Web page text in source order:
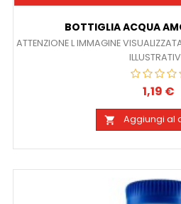
BOTTIGLIA ACQUA
ATTENZIONE L IMMAGINE
Prezzo
1,19 €
 Aggiungi al